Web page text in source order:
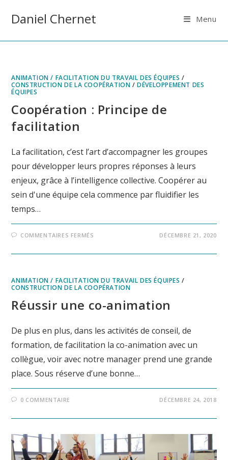
Daniel Chernet Menu
ANIMATION / FACILITATION DU TRAVAIL DES ÉQUIPES /
CONSTRUCTION DE LA COOPÉRATION /DÉVELOPPEMENT DES
ÉQUIPES
Coopération : Principe de
facilitation
La facilitation, c’est l’art d’accompagner les groupes
pour développer leurs propres réponses à leurs
enjeux, grâce à l’intelligence collective. Coopérer au
sein d'une équipe cela commence par fluidifier les
temps…
COMMENTAIRES FERMÉS
PRINCIPE
DÉCEMBRE 21, 2020
ANIMATION / FACILITATION DU TRAVAIL DES ÉQUIPES /
CONSTRUCTION DE LA COOPÉRATION
Réussir une co-animation
De plus en plus, dans les activités de conseil, de
formation, de facilitation la co-animation avec un
collègue, voir avec notre manager prend une grande
place. Sous réserve d’une bonne…
0 COMMENTAIRE DÉCEMBRE 24, 2018